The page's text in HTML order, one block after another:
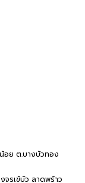
อย ต.บางบัวทอง
จรเข้บัว ลาดพร้าว